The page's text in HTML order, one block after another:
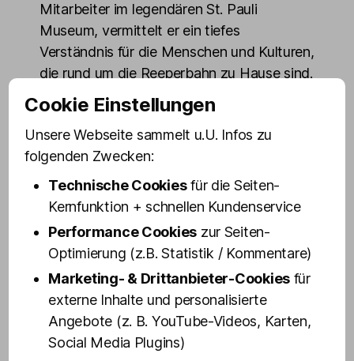
Mitarbeiter im legendären St. Pauli
Museum, vermittelt er ein tiefes
Verständnis für die Menschen und Kulturen,
die rund um die Reeperbahn zu Hause sind.
Für Bela ist St. Pauli nicht nur ein Stadtteil,
sondern eine Familie. Hier kennt jeder
jeden, und selbst wenn es mal Reibungen
großgeschrieben. Die Vielfalt der Kulturen
und Lebensweisen schätzt er besonders,
denn auf St. Pauli geht es vor allem um
Selbstentfaltung und Toleranz.
Erlebe den Kiez mit Bela echt, authentisch
und ungeschminkt. Entdecke die
dunkelsten Ecken, mörderischsten
Cookie Einstellungen
Unsere Webseite sammelt u.U. Infos zu
folgenden Zwecken:
Technische Cookiesfür die Seiten-
Kernfunktion + schnellen Kundenservice
Performance Cookies zur Seiten-
Optimierung (z.B. Statistik / Kommentare)
Marketing- & Drittanbieter-Cookies für
externe Inhalte und personalisierte
Angebote (z. B. YouTube-Videos, Karten,
Social Media Plugins)